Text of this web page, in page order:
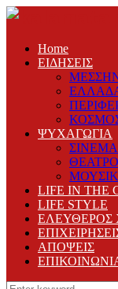
Home
ΕΙΔΗΣΕΙΣ
ΨΥΧΑΓΩΓΙΑ
ΣΙΝΕΜΑ
ΘΕΑΤΡΟ
LIFE IN THE
LIFE STYLE
ΕΛΕΥΘΕΡΟΣ
ΑΠΟΨΕΙΣ